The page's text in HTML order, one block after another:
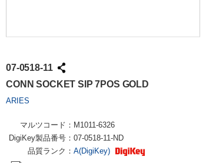
07-0518-11
CONN SOCKET SIP 7POS GOLD
ARIES
マルツコード： M1011-6326
DigiKey製品番号： 07-0518-11-ND
品質ランク： A(DigiKey)